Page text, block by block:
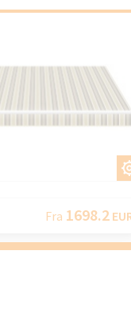
Fra 1698.2